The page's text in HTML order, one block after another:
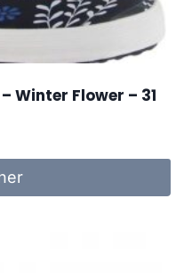
Winter Flower – 31